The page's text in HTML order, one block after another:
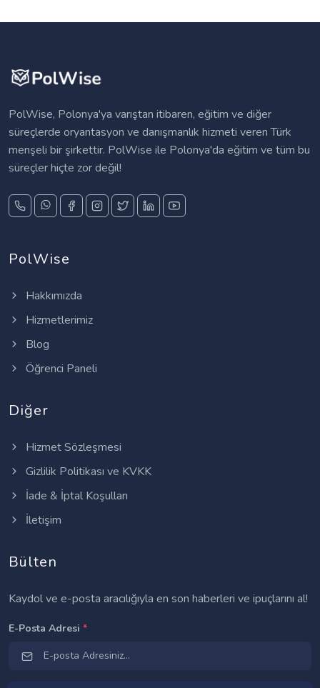
PolWise, Polonya'ya varıştan itibaren, eğitim ve diğer
süreçlerde oryantasyon ve danışmanlık hizmeti veren Türk
menşeli bir şirkettir. PolWise ile Polonya'da eğitim ve tüm bu
süreçler hiçte zor değil!
PolWise
Hakkımızda
Hizmetlerimiz
Blog
Öğrenci Paneli
Diğer
Hizmet Sözleşmesi
Gizlilik Politikası ve KVKK
İade & İptal Koşulları
İletişim
Bülten
Kaydol ve e-posta aracılığıyla en son haberleri ve ipuçlarını al!
E-Posta Adresi *